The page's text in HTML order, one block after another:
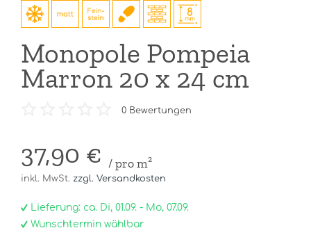
Monopole Pompeia
Marron 20 x 24 cm
0 Bewertungen
37,90 € / pro m²
inkl. MwSt. zzgl. Versandkosten
Lieferung: ca. Di, 01.09. - Mo, 07.09.
Wunschtermin wählbar